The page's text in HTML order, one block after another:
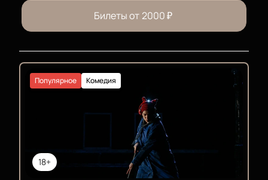
Билеты от 2000₽
18+
Комедия
Популярное